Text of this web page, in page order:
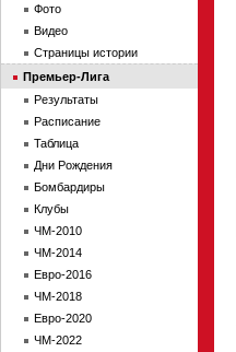
Фото
Видео
Страницы истории
Премьер-Лига
Результаты
Расписание
Таблица
Дни Рождения
Бомбардиры
Клубы
ЧМ-2010
ЧМ-2014
Евро-2016
ЧМ-2018
Евро-2020
ЧМ-2022